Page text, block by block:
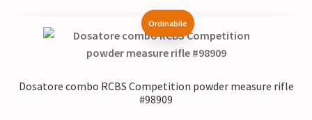
Ordinabile
Dosatore combo RCBS Competition powder measure rifle
#98909